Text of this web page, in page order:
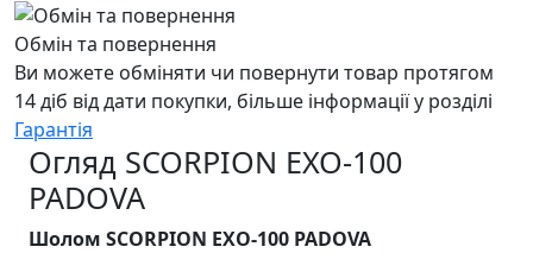
Обмін та повернення
Ви можете обміняти чи повернути товар протягом
14 діб від дати покупки, більше інформації у розділі
Гарантія
Огляд SCORPION EXO-100
PADOVA
Шолом SCORPION EXO-100 PADOVA